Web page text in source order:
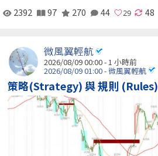
2392 97 270 44 48
微風翼輕航
2026/08/09 00:00 -1 小時前
2026/08/09 01:00 - 微風翼輕航
策略(Strategy) 與 規則 (Rules)